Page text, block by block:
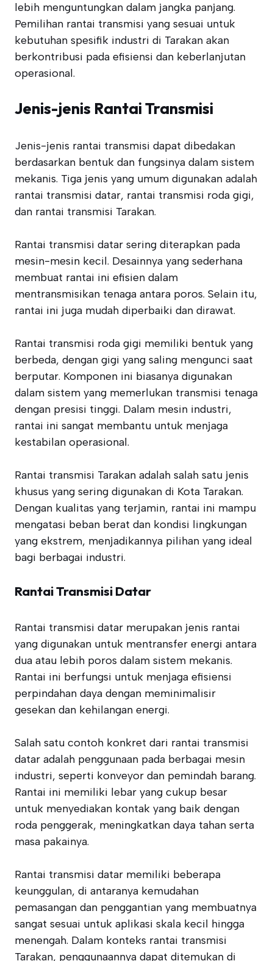
lebih menguntungkan dalam jangka panjang.
Pemilihan rantai transmisi yang sesuai untuk
kebutuhan spesifik industri di Tarakan akan
berkontribusi pada efisiensi dan keberlanjutan
operasional.
Jenis-jenis Rantai Transmisi
Jenis-jenis rantai transmisi dapat dibedakan
berdasarkan bentuk dan fungsinya dalam sistem
mekanis. Tiga jenis yang umum digunakan adalah
rantai transmisi datar, rantai transmisi roda gigi,
dan rantai transmisi Tarakan.
Rantai transmisi datar sering diterapkan pada
mesin-mesin kecil. Desainnya yang sederhana
membuat rantai ini efisien dalam
mentransmisikan tenaga antara poros. Selain itu,
rantai ini juga mudah diperbaiki dan dirawat.
Rantai transmisi roda gigi memiliki bentuk yang
berbeda, dengan gigi yang saling mengunci saat
berputar. Komponen ini biasanya digunakan
dalam sistem yang memerlukan transmisi tenaga
dengan presisi tinggi. Dalam mesin industri,
rantai ini sangat membantu untuk menjaga
kestabilan operasional.
Rantai transmisi Tarakan adalah salah satu jenis
khusus yang sering digunakan di Kota Tarakan.
Dengan kualitas yang terjamin, rantai ini mampu
mengatasi beban berat dan kondisi lingkungan
yang ekstrem, menjadikannya pilihan yang ideal
bagi berbagai industri.
Rantai Transmisi Datar
Rantai transmisi datar merupakan jenis rantai
yang digunakan untuk mentransfer energi antara
dua atau lebih poros dalam sistem mekanis.
Rantai ini berfungsi untuk menjaga efisiensi
perpindahan daya dengan meminimalisir
gesekan dan kehilangan energi.
Salah satu contoh konkret dari rantai transmisi
datar adalah penggunaan pada berbagai mesin
industri, seperti konveyor dan pemindah barang.
Rantai ini memiliki lebar yang cukup besar
untuk menyediakan kontak yang baik dengan
roda penggerak, meningkatkan daya tahan serta
masa pakainya.
Rantai transmisi datar memiliki beberapa
keunggulan, di antaranya kemudahan
pemasangan dan penggantian yang membuatnya
sangat sesuai untuk aplikasi skala kecil hingga
menengah. Dalam konteks rantai transmisi
Tarakan, penggunaannya dapat ditemukan di